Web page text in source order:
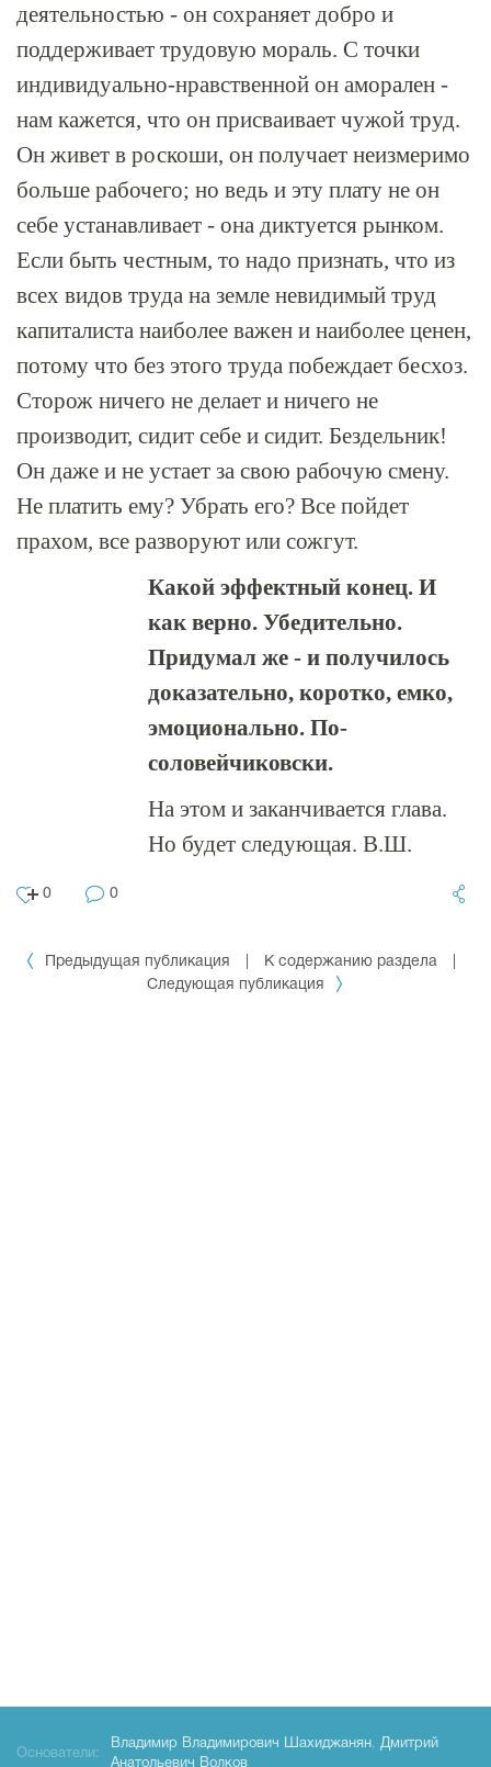
деятельностью - он сохраняет добро и
поддерживает трудовую мораль. С точки
индивидуально-нравственной он аморален -
нам кажется, что он присваивает чужой труд.
Он живет в роскоши, он получает неизмеримо
больше рабочего; но ведь и эту плату не он
себе устанавливает - она диктуется рынком.
Если быть честным, то надо признать, что из
всех видов труда на земле невидимый труд
капиталиста наиболее важен и наиболее ценен,
потому что без этого труда побеждает бесхоз.
Сторож ничего не делает и ничего не
производит, сидит себе и сидит. Бездельник!
Он даже и не устает за свою рабочую смену.
Не платить ему? Убрать его? Все пойдет
прахом, все разворуют или сожгут.
Какой эффектный конец. И
как верно. Убедительно.
Придумал же - и получилось
доказательно, коротко, емко,
эмоционально. По-
соловейчиковски.
На этом и заканчивается глава.
Но будет следующая. В.Ш.
0 0
Предыдущая публикация К содержанию раздела
Следующая публикация
Основатели:
Владимир Владимирович Шахиджанян, Дмитрий
Анатольевич Волков